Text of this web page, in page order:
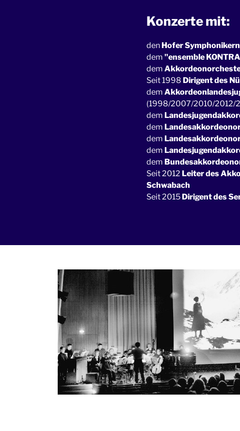
Konzerte mit:
den Hofer Symphonikern
dem "ensemble
dem
Seit 1998 Dirigent des
dem
(1998/2007/2010/2012/
dem
dem
dem
dem
dem
Seit 2012 Leiter des
Schwabach
Seit 2015 Dirigent des